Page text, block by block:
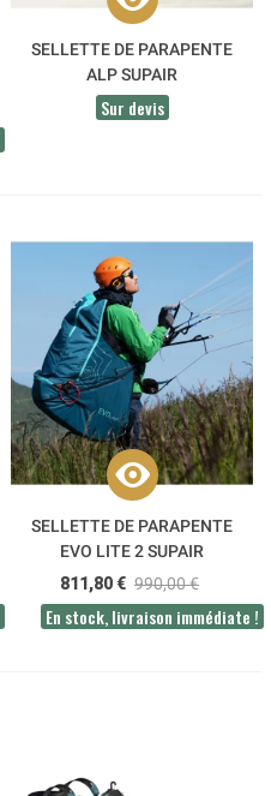
SELLETTE DE PARAPENTE
ALP SUPAIR
Sur devis
SELLETTE DE PARAPENTE
EVO LITE 2 SUPAIR
811,80 € 990,00 €
En stock, livraison immédiate !